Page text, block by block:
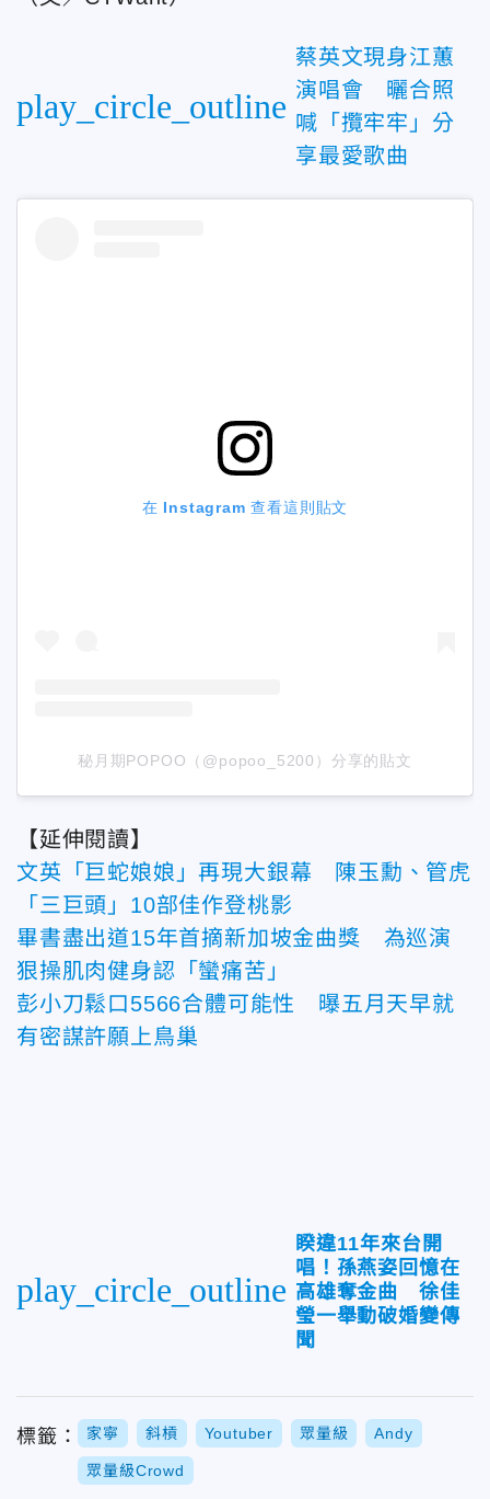
play_circle_outline
蔡英文現身江蕙
演唱會 曬合照
喊「攬牢牢」分
享最愛歌曲
在 Instagram 查看這則貼文
秘月期POPOO（@popoo_5200）分享的貼文
【延伸閱讀】
文英「巨蛇娘娘」再現大銀幕 陳玉勳、管虎
「三巨頭」10部佳作登桃影
畢書盡出道15年首摘新加坡金曲獎 為巡演
狠操肌肉健身認「蠻痛苦」
彭小刀鬆口5566合體可能性 曝五月天早就
有密謀許願上鳥巢
play_circle_outline
睽違11年來台開
唱！孫燕姿回憶在
高雄奪金曲 徐佳
瑩一舉動破婚變傳
聞
標籤： 家寧 斜槓 Youtuber 眾量級 Andy
眾量級Crowd